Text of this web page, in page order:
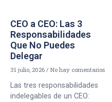
CEO a CEO: Las 3
Responsabilidades
Que No Puedes
Delegar
31 julio, 2026 No hay comentarios
Las tres responsabilidades
indelegables de un CEO: